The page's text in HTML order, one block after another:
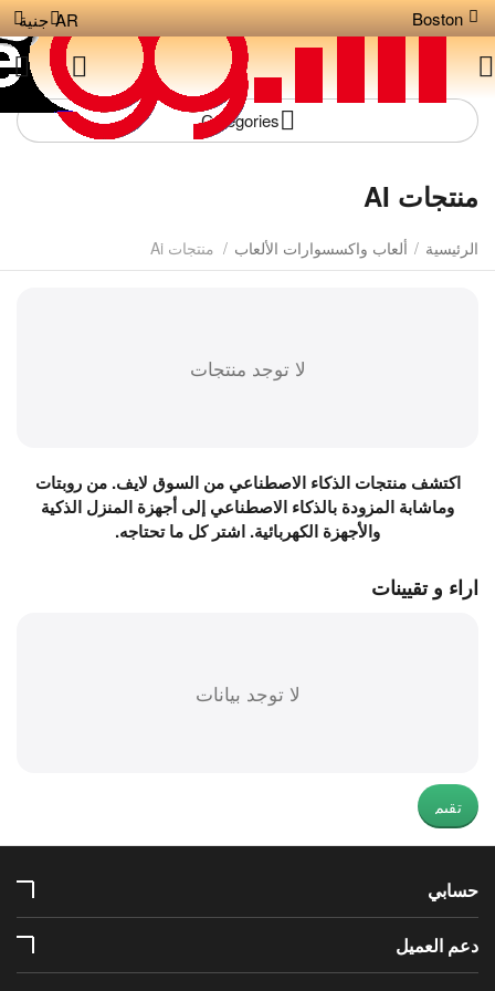
Boston جنية AR
Сategories
منتجات AI
الرئيسية / ألعاب واكسسوارات الألعاب / منتجات Ai
لا توجد منتجات
اكتشف منتجات الذكاء الاصطناعي من السوق لايف. من روبتات
وماشابة المزودة بالذكاء الاصطناعي إلى أجهزة المنزل الذكية
والأجهزة الكهربائية. اشتر كل ما تحتاجه.
اراء و تقيينات
لا توجد بيانات
تقيم
حسابي
دعم العميل